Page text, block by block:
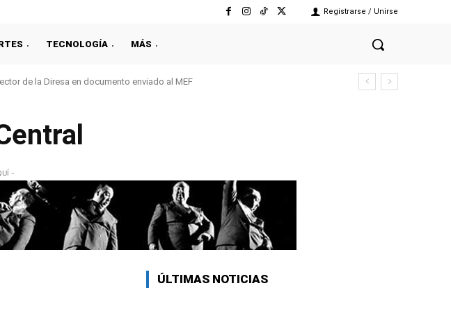
Registrarse / Unirse
TECNOLOGÍA MÁS
de la Diresa en documento enviado al MEF
-
ÚLTIMAS NOTICIAS